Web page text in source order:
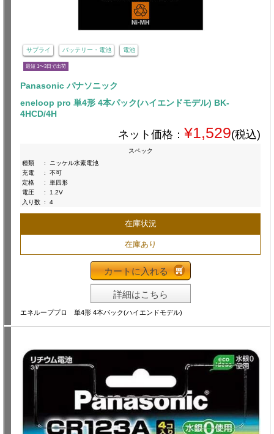
サプライ バッテリー・電池 電池
最短 1〜3日で出荷
Panasonic パナソニック
eneloop pro 単4形 4本パック(ハイエンドモデル) BK-
4HCD/4H
ネット価格： ¥1,529(税込)
スペック
種類
:
ニッケル水素電池
充電
:
不可
定格
:
単四形
電圧
:
1.2V
入り数 : 4
在庫状況
在庫あり
カートに入れる
詳細はこちら
エネループプロ 単4形 4本パック(ハイエンドモデル)